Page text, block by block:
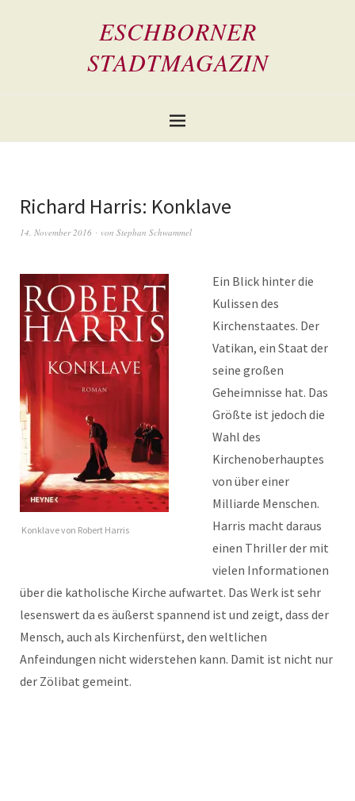
ESCHBORNER
STADTMAGAZIN
Richard Harris: Konklave
14. November 2016 von Stephan Schwammel
Konklave von Robert Harris
Ein Blick hinter die
Kulissen des
Kirchenstaates. Der
Vatikan, ein Staat der
seine großen
Geheimnisse hat. Das
Größte ist jedoch die
Wahl des
Kirchenoberhauptes
von über einer
Milliarde Menschen.
Harris macht daraus
einen Thriller der mit
vielen Informationen
über die katholische Kirche aufwartet. Das Werk ist sehr
lesenswert da es äußerst spannend ist und zeigt, dass der
Mensch, auch als Kirchenfürst, den weltlichen
Anfeindungen nicht widerstehen kann. Damit ist nicht nur
der Zölibat gemeint.